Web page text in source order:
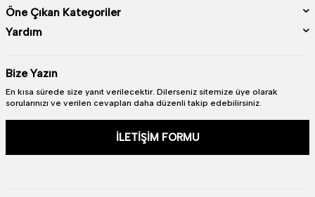
Öne Çıkan Kategoriler
Yardım
Bize Yazın
En kısa sürede size yanıt verilecektir. Dilerseniz sitemize üye olarak
sorularınızı ve verilen cevapları daha düzenli takip edebilirsiniz.
İLETİŞİM FORMU